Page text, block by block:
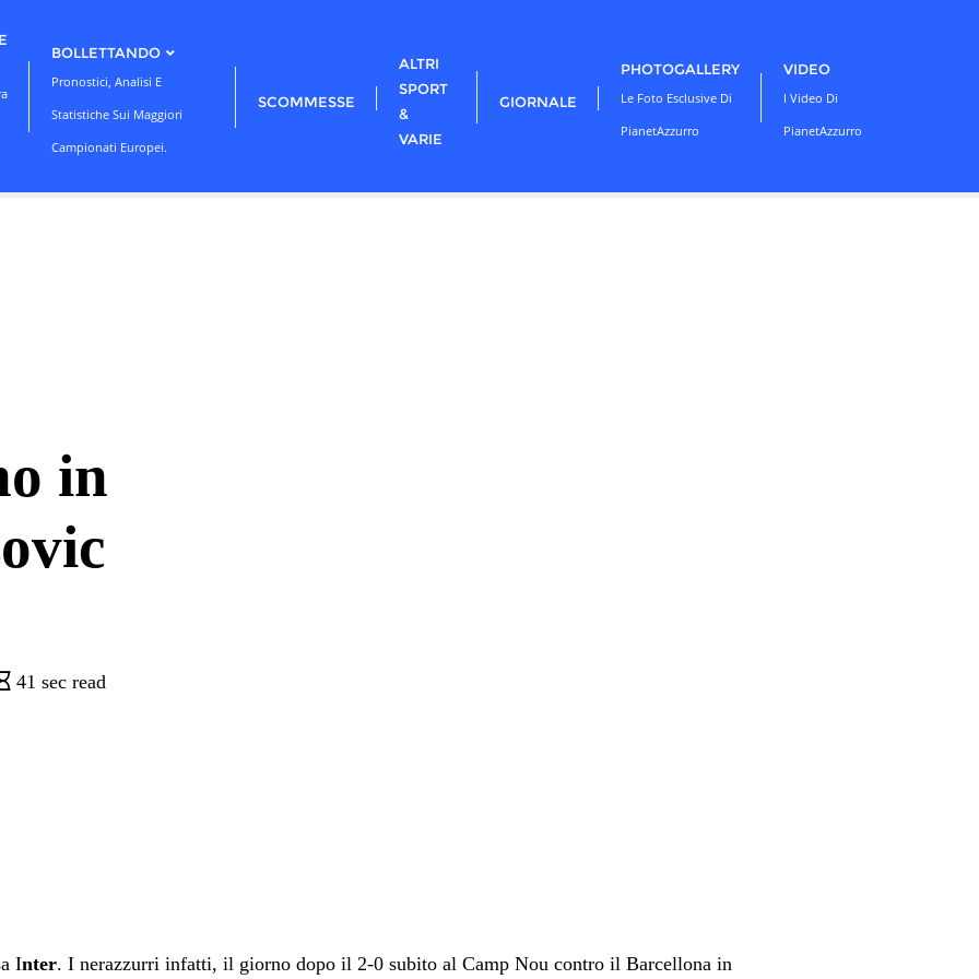
BOLLETTANDO
Pronostici, Analisi E
Statistiche Sui Maggiori
Campionati Europei.
SCOMMESSE
ALTRI
SPORT
&
VARIE
GIORNALE
PHOTOGALLERY
Le Foto Esclusive Di
PianetAzzurro
VIDEO
I Video Di
PianetAzzurro
in
41 sec read
Inter. I nerazzurri infatti, il giorno dopo il 2-0 subito al Camp Nou contro il Barcellona in